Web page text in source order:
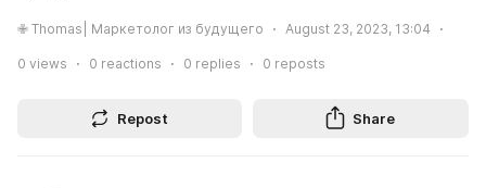
✙ Thomas| Маркетолог из будущего August 23, 2023, 13:04
0 views 0 reactions 0 replies 0 reposts
Repost Share